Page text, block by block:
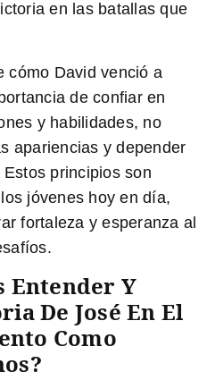
en las batallas que
cómo David venció a
de confiar en
y habilidades, no
apariencias y depender
principios son
jóvenes hoy en día,
fortaleza y esperanza al
Entender Y
De José En El
Como